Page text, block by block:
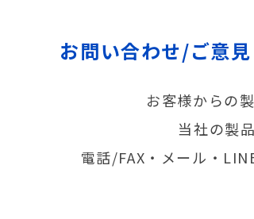
お問い合わせ/ご意
お客様からの
当社の製
電話/FAX・メール・